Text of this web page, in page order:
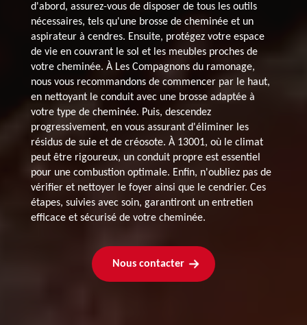
d'abord, assurez-vous de disposer de tous les outils
nécessaires, tels qu'une brosse de cheminée et un
aspirateur à cendres. Ensuite, protégez votre espace
de vie en couvrant le sol et les meubles proches de
votre cheminée. À Les Compagnons du ramonage,
nous vous recommandons de commencer par le haut,
en nettoyant le conduit avec une brosse adaptée à
votre type de cheminée. Puis, descendez
progressivement, en vous assurant d'éliminer les
résidus de suie et de créosote. À 13001, où le climat
peut être rigoureux, un conduit propre est essentiel
pour une combustion optimale. Enfin, n'oubliez pas de
vérifier et nettoyer le foyer ainsi que le cendrier. Ces
étapes, suivies avec soin, garantiront un entretien
efficace et sécurisé de votre cheminée.
Nous contacter